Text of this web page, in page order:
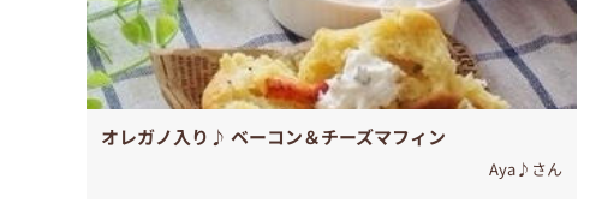
オレガノ入り♪ ベーコン＆チーズマフィン
Aya♪さん